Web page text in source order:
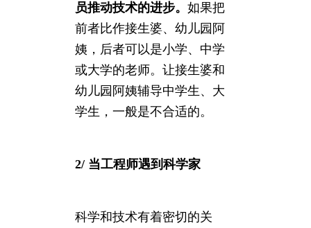
员推动技术的进步。 如果把
前者比作接生婆、幼儿园阿
姨，后者可以是小学、中学
或大学的老师。让接生婆和
幼儿园阿姨辅导中学生、大
学生，一般是不合适的。
2/ 当工程师遇到科学家
科学和技术有着密切的关